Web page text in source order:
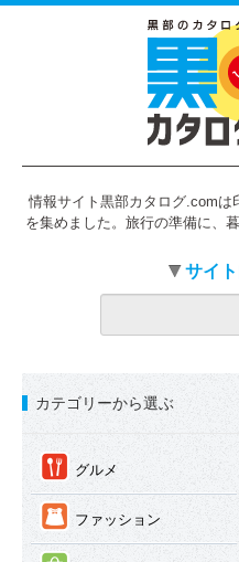
情報サイト黒部カタログ.comは
を集めました。旅行の準備に、
サイ
カテゴリーから選ぶ
① グルメ
③ ファッション